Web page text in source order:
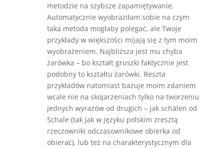
metodzie na szybsze zapamiętywanie.
Automatycznie wyobraziłam sobie na czym
taka metoda mogłaby polegać, ale Twoje
przykłady w większości mijają się z tym moim
wyobrażeniem. Najbliższa jest mu chyba
żarówka – bo kształt gruszki faktycznie jest
podobny to kształtu żarówki. Reszta
przykładów natomiast bazuje moim zdaniem
wcale nie na skojarzeniach tylko na tworzeniu
jednych wyrazów od drugich – jak schälen od
Schale (tak jak w języku polskim zresztą
rzeczowniki odczasownikowe obierka od
obierać), lub też na charakterystycznym dla